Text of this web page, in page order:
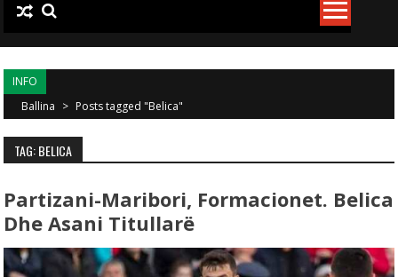
INFO
Ballina > Posts tagged "Belica"
TAG: BELICA
Partizani-Maribori, Formacionet. Belica
Dhe Asani Titullarë